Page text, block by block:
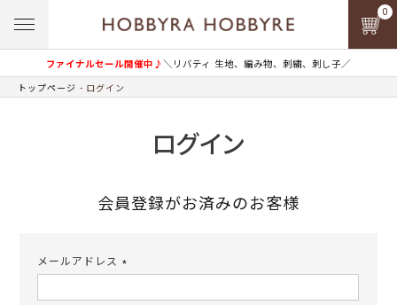
ファイナルセール開催中♪＼リバティ 生地、編み物、刺繍、刺し子／
0
トップページ ログイン
ログイン
会員登録がお済みのお客様
メールアドレス
須)